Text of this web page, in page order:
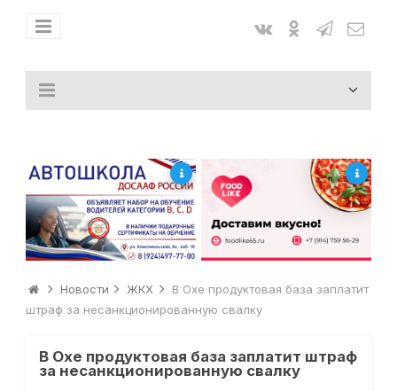
Новости ЖКХ
В Охе продуктовая база заплатит
штраф за несанкционированную свалку
В Охе продуктовая база заплатит штраф
за несанкционированную свалку